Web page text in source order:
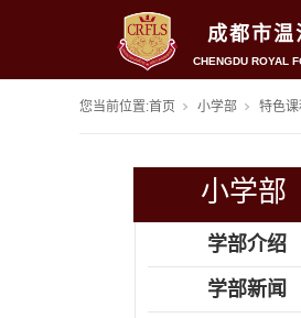
成都市
CHENGDU ROYAL
您当前位置:首页 小学部 特色
小学部
学部介绍
学部新闻